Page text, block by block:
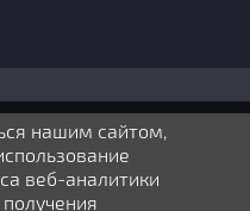
нашим сайтом,
веб-аналитики